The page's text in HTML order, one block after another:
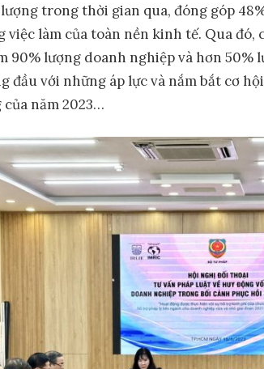
trong thời gian qua, đóng góp
việc làm của toàn nền kinh tế. Qua đó,
90% lượng doanh nghiệp và hơn 50%
đầu với những áp lực và nắm bắt cơ
của năm 2023…